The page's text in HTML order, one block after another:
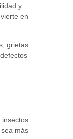
y
en
grietas
más